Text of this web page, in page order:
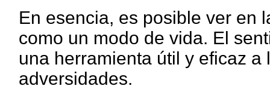
En esencia, es posible ver en
como un modo de vida. El
una herramienta útil y eficaz
adversidades.